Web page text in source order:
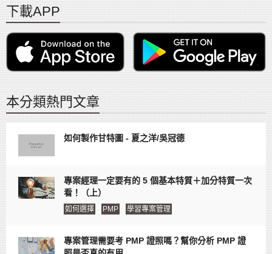
下載APP
本分類熱門文章
如何製作甘特圖 - 夏之洋/吳冠德
專案經理一定要有的 5 個基本特質＋加分特質一次
看！（上）
如何選擇 PMP 學習專案管理
專案管理需要考 PMP 證照嗎？幫你分析 PMP 證